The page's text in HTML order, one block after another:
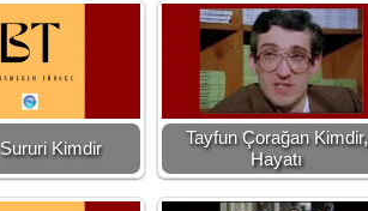
Kimdir
Tayfun Çorağan Kimdir,
Hayatı